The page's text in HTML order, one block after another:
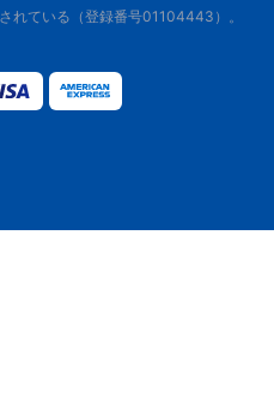
れている（登録番号01104443）。